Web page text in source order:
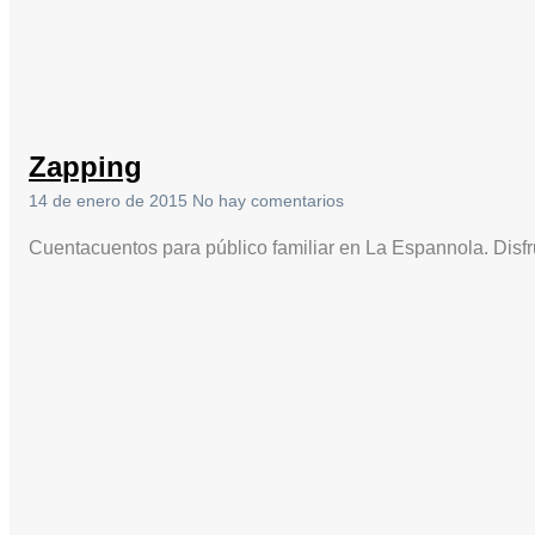
Zapping
14 de enero de 2015 No hay comentarios
Cuentacuentos para público familiar en La Espannola.